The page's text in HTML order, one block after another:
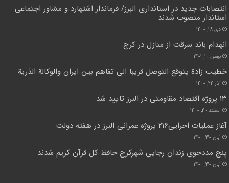
انتصابات جدید در استانداری البرز/ فرماندار اشتهارد و مشاور اجتماعی
استاندار منصوب شدند
دی ۱۸, ۱۴۰۰
انهدام باند سرقت از منازل در کرج
بهمن ۱۰, ۱۴۰۱
خطيب زادة يتوقع التوصل قريبا الى تفاهم بين ايران والوكالة الذرية
آذر ۲۴, ۱۴۰۰
۱۳ پروژه اقتصاد مقاومتی در البرز تایید شد
اسفند ۲۰, ۱۴۰۰
آغاز عملیات اجرایی۲۱۶ پروژه عمرانی البرز در هفته دولت
آبان ۳۰, ۱۴۰۰
پنج مددجوی زندان رجایی شهرکرج حافظ کل قرآن کریم شدند
آبان ۳۰, ۱۴۰۰